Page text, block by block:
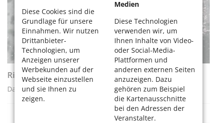
Diese Cookies sind die
Grundlage für unsere
Einnahmen. Wir nutzen
Drittanbieter-
Technologien, um
Anzeigen unserer
Werbekunden auf der
Webseite einzustellen
und sie Ihnen zu
zeigen.
Medien
Diese Technologien
verwenden wir, um
Ihnen Inhalte von Video-
oder Social-Media-
Plattformen und
anderen externen Seiten
anzuzeigen. Dazu
gehören zum Beispiel
die Kartenausschnitte
bei den Adressen der
Veranstalter.
Richtige Brillenpflege
Das ist topp, das ist tabu